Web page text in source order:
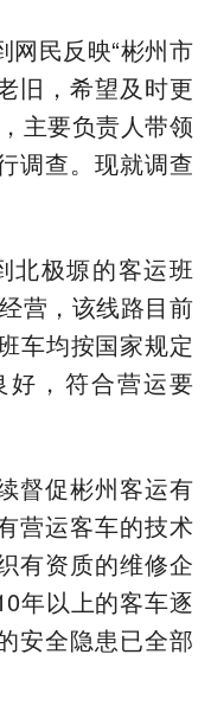
网民反映“彬州市
旧，希望及时更
主要负责人带领
调查。现就调查
北极塬的客运班
营，该线路目前
车均按国家规定
好，符合营运要
督促彬州客运有
营运客车的技术
有资质的维修企
年以上的客车逐
安全隐患已全部